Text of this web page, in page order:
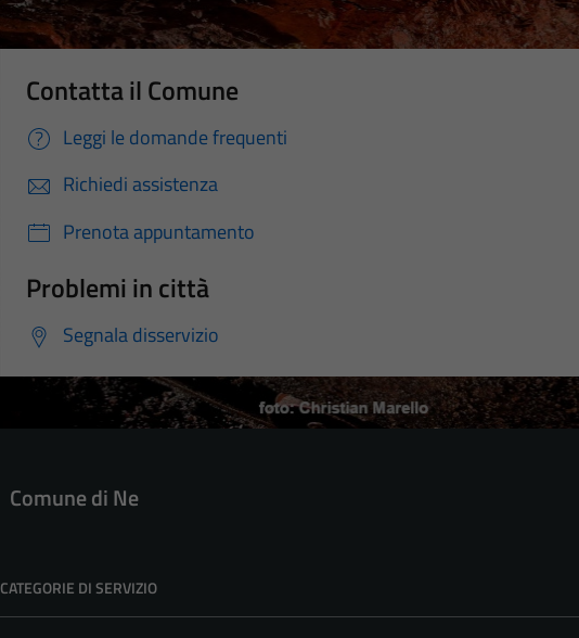
Contatta il Comune
Leggi le domande frequenti
Richiedi assistenza
Prenota appuntamento
Problemi in città
Segnala disservizio
Comune di Ne
CATEGORIE DI SERVIZIO